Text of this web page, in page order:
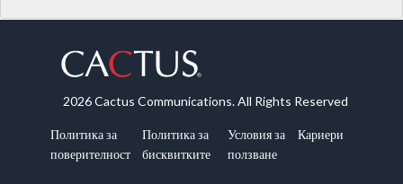
2026 Cactus Communications. All Rights Reserved
Политика за
поверителност
Политика за
бисквитките
Условия за
ползване
Кариери